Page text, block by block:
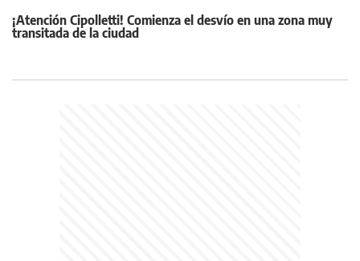
¡Atención Cipolletti! Comienza el desvío en una zona muy
transitada de la ciudad